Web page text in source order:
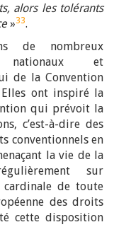
alors les tolérants
»33.
de nombreux
nationaux et
de la Convention
Elles ont inspiré la
qui prévoit la
c’est-à-dire des
conventionnels en
la vie de la
sur
cardinale de toute
des droits
cette disposition